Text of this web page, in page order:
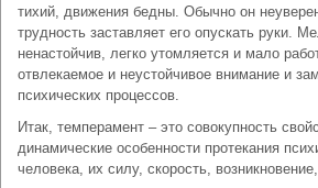
тихий, движения бедны. Обычно он
трудность заставляет его опускать руки.
ненастойчив, легко утомляется и мало
отвлекаемое и неустойчивое внимание и
психических процессов.
Итак, темперамент – это совокупность
динамические особенности протекания
человека, их силу, скорость,